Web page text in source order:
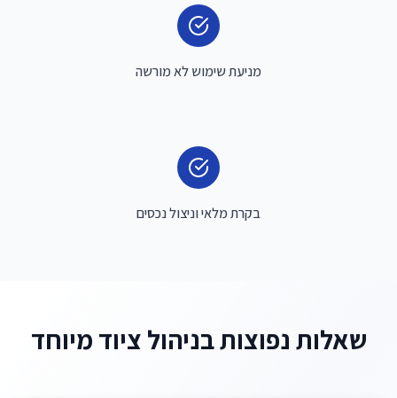
מניעת שימוש לא מורשה
בקרת מלאי וניצול נכסים
שאלות נפוצות בניהול ציוד מיוחד